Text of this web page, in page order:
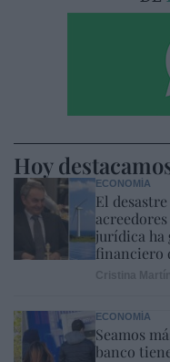
Hoy
ECONOMÍA
El
jurídica ha
financiero
ECONOMÍA
Seamos
banco